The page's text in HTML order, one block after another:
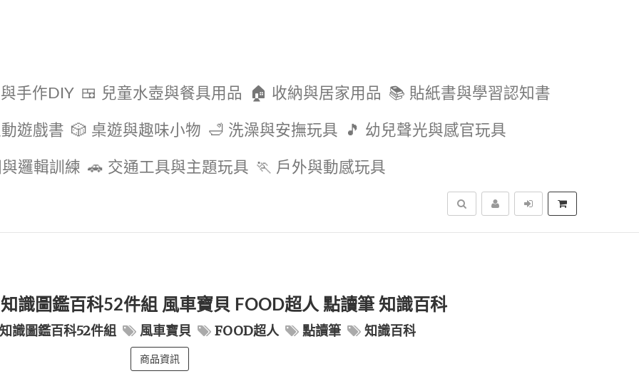
手作DIY 🍱 兒童水壺與餐具用品 🏠 收納與居家用品 📚 貼紙書與學習認知書
遊戲書 🎲 桌遊與趣味小物 🛁 洗澡與安撫玩具 🎵 幼兒聲光與感官玩具
邏輯訓練 🚗 交通工具與主題玩具 🏃 戶外與動感玩具
搜尋
識圖鑑百科52件組 風車寶貝 FOOD超人 點讀筆 知識百科
識圖鑑百科52件組 風車寶貝 FOOD超人 點讀筆 知識百科
商品資訊